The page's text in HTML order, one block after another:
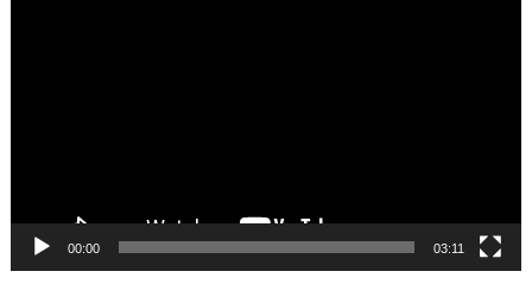
00:00 03:11